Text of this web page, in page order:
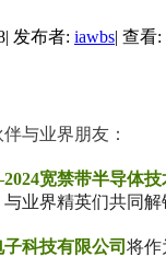
| 发布者: iawbs| 查看:
与业界朋友：
宽禁带半导体技
业界精英们共同
科技有限公司 将作